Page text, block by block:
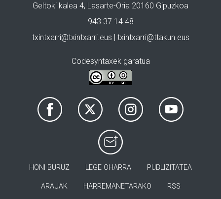
Geltoki kalea 4, Lasarte-Oria 20160 Gipuzkoa
943 37 14 48
txintxarri@txintxarri.eus | txintxarri@ttakun.eus
Codesyntaxek garatua
HONI BURUZ LEGE OHARRA PUBLIZITATEA
ARAUAK HARREMANETARAKO RSS